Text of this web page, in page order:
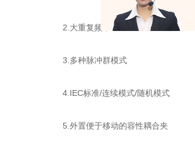
2.大重复频率1MHz
3.多种脉冲群模式
4.IEC标准/连续模式/随机模式
5.外置便于移动的容性耦合夹